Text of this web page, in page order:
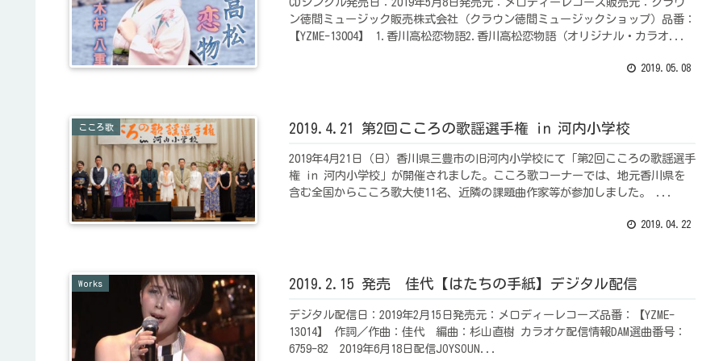
ン徳間ミュージック販売株式会社（クラウン徳間ミュージックショップ）品番：
【YZME-13004】 1.香川高松恋物語2.香川高松恋物語（オリジナル・カラオ...
2019.05.08
こころ歌 2019.4.21 第2回こころの歌謡選手権 in 河内小学校
2019年4月21日（日）香川県三豊市の旧河内小学校にて「第2回こころの歌謡選手
権 in 河内小学校」が開催されました。こころ歌コーナーでは、地元香川県を
含む全国からこころ歌大使11名、近隣の課題曲作家等が参加しました。 ...
2019.04.22
Works 2019.2.15 発売 佳代【はたちの手紙】デジタル配信
デジタル配信日：2019年2月15日発売元：メロディーレコーズ品番：【YZME-
13014】 作詞／作曲：佳代 編曲：杉山直樹 カラオケ配信情報DAM選曲番号：
6759-82 2019年6月18日配信JOYSOUN...